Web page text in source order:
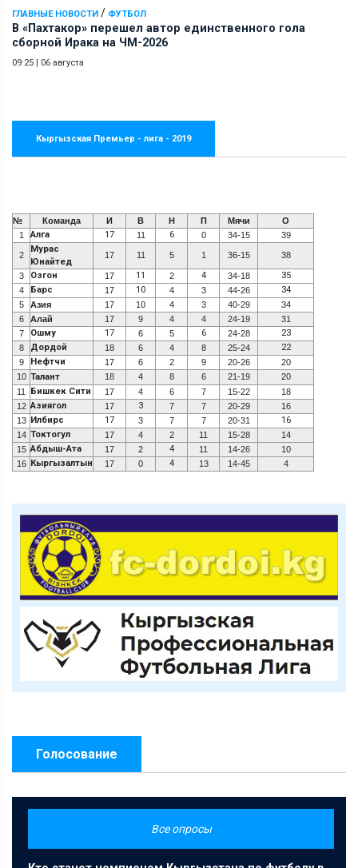
ГЛАВНЫЕ НОВОСТИ / ФУТБОЛ
В «Пахтакор» перешел автор единственного гола
сборной Ирака на ЧМ-2026
09:25 | 06 августа
Кыргызская Премьер - лига - 2019
№ Команда И В Н П Мячи
О
1
Алга 17 11 6 0 34-15 39
2
Мурас
Юнайтед
17 11 5 1 36-15 38
3 Озгон 17 11 2 4 34-18 35
4 Барс 17 10 4 3 44-26 34
5 Азия 17 10 4 3 40-29
34
6
Алай 17 9 4 4 24-19
31
7
Ошму 17 6 5 6 24-28 23
8 Дордой 18 6 4 8 25-24 22
9 Нефтчи 17 6 2 9 20-26
20
10 Талант 18 4 8 6 21-19
20
11
Бишкек Сити 17 4 6 7 15-22
18
12 Азиягол 17 3 7 7 20-29
16
13 Илбирс 17 3 7 7 20-31 16
14 Токтогул 17 4 2 11 15-28
14
15 Абдыш-Ата 17 2 4 11 14-26
10
16 Кыргызалтын 17 0 4 13 14-45 4
Голосование
Все опросы